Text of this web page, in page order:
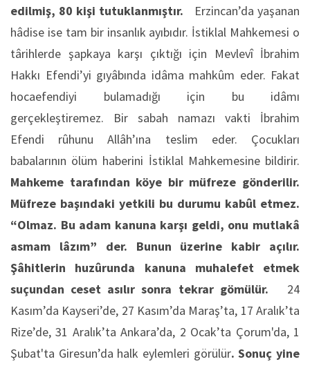
edilmiş, 80 kişi tutuklanmıştır. Erzincan’da yaşanan
hâdise ise tam bir insanlık ayıbıdır. İstiklal Mahkemesi o
târihlerde şapkaya karşı çıktığı için Mevlevî İbrahim
Hakkı Efendi’yi gıyâbında idâma mahkûm eder. Fakat
hocaefendiyi bulamadığı için bu idâmı
gerçekleştiremez. Bir sabah namazı vakti İbrahim
Efendi rûhunu Allâh’ına teslim eder. Çocukları
babalarının ölüm haberini İstiklal Mahkemesine bildirir.
Mahkeme tarafından köye bir müfreze gönderilir.
Müfreze başındaki yetkili bu durumu kabûl etmez.
“Olmaz. Bu adam kanuna karşı geldi, onu mutlakâ
asmam lâzım” der. Bunun üzerine kabir açılır.
Şâhitlerin huzûrunda kanuna muhalefet etmek
suçundan ceset asılır sonra tekrar gömülür. 24
Kasım’da Kayseri’de, 27 Kasım’da Maraş’ta, 17 Aralık’ta
Rize’de, 31 Aralık’ta Ankara’da, 2 Ocak’ta Çorum'da, 1
Şubat'ta Giresun’da halk eylemleri görülür. Sonuç yine